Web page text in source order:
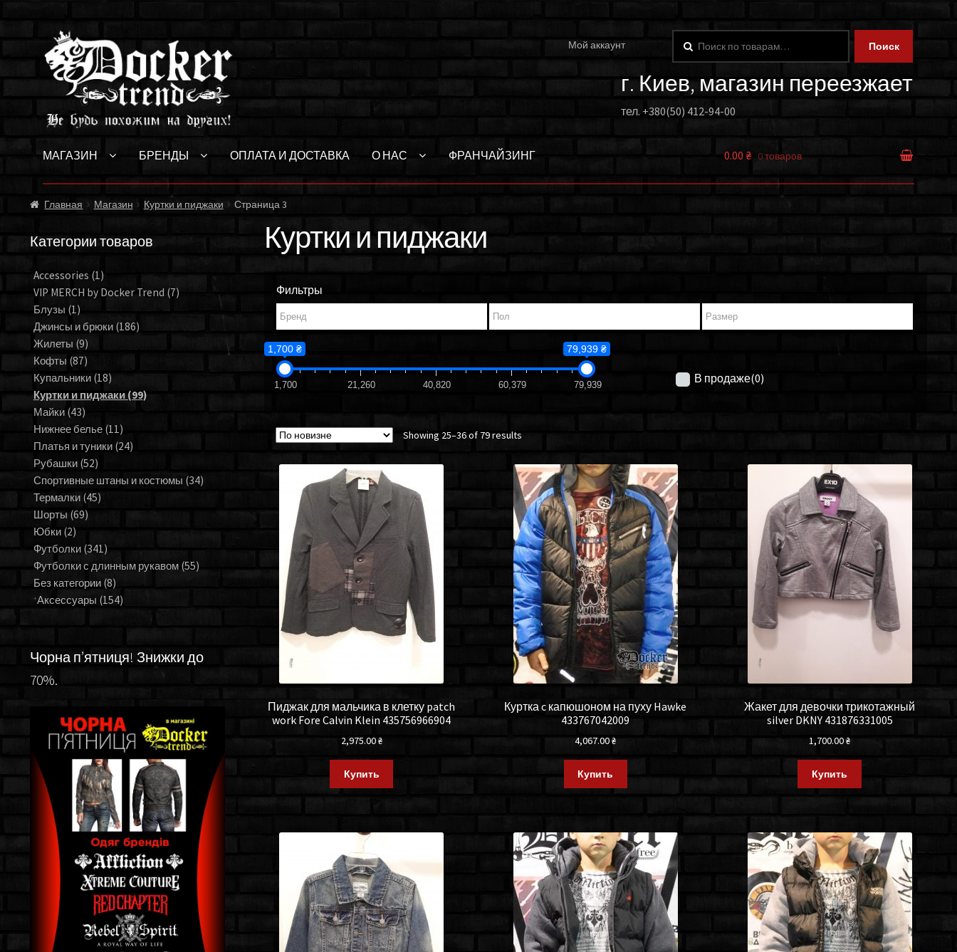
Перейти
к
навигации
Перейти
к
содержимому
Мой аккаунт Поиск
г. Киев, магазин переезжает
тел. +380(50) 412-94-00
МАГАЗИН БРЕНДЫ ОПЛАТА И ДОСТАВКА О НАС ФРАНЧАЙЗИНГ 0.00 ₴ 0 товаров
Главная Магазин Куртки и пиджаки Страница 3
Куртки и пиджаки
Фильтры
1,700 ₴ 79,939 ₴
1,700 21,260 40,820 60,379 79,939 В продаже(0)
Showing 25–36 of 79 results
Пиджак для мальчика в клетку patch
work Fore Calvin Klein 435756966904
2,975.00₴
Купить
Куртка c капюшоном на пуху Hawke
433767042009
4,067.00₴
Купить
Жакет для девочки трикотажный
silver DKNY 431876331005
1,700.00₴
Купить
Категории товаров
Accessories (1)
VIP MERCH by Docker Trend (7)
Блузы (1)
Джинсы и брюки (186)
Жилеты (9)
Кофты (87)
Купальники (18)
Куртки и пиджаки (99)
Майки (43)
Нижнее белье (11)
Платья и туники (24)
Рубашки (52)
Спортивные штаны и костюмы (34)
Термалки (45)
Шорты (69)
Юбки (2)
Футболки (341)
Футболки с длинным рукавом (55)
Без категории (8)
Аксессуары (154)
Чорна п’ятниця! Знижки до
70%.